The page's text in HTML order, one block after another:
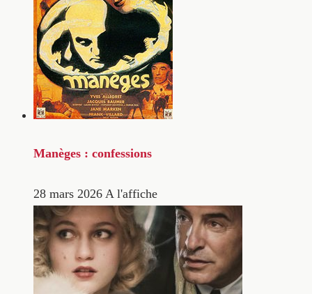
Manèges : confessions
28 mars 2026 A l'affiche